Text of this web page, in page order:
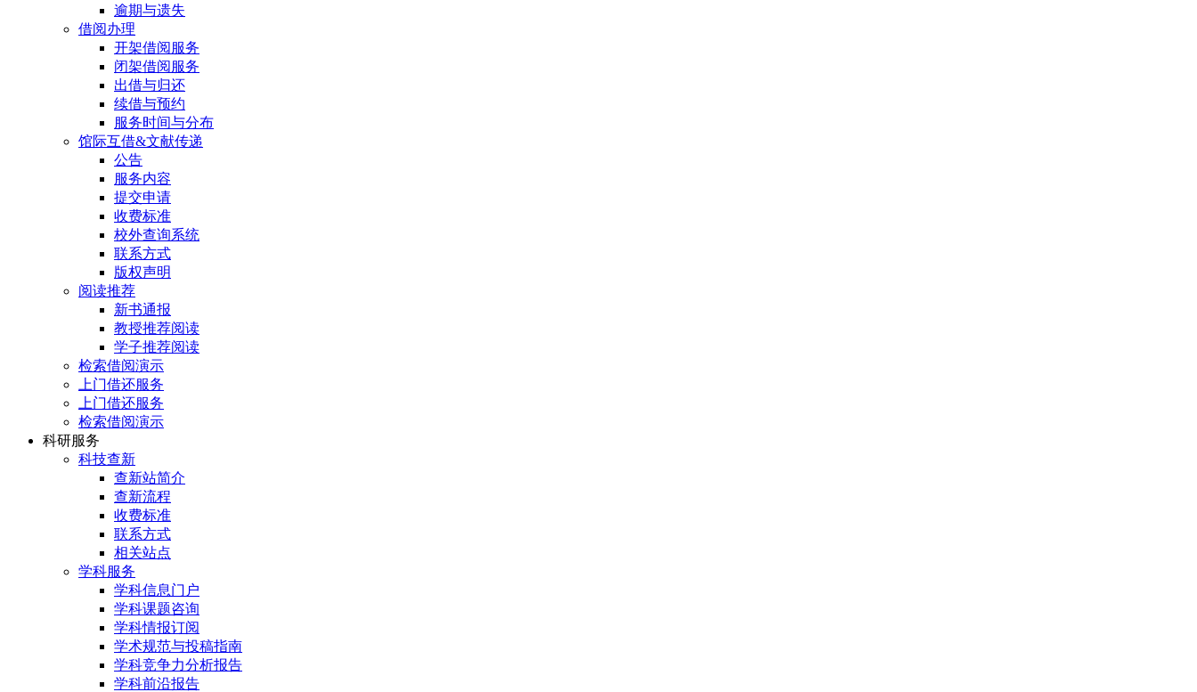
逾期与遗失
借阅办理
开架借阅服务
闭架借阅服务
出借与归还
续借与预约
服务时间与分布
馆际互借&文献传递
公告
服务内容
提交申请
收费标准
校外查询系统
联系方式
版权声明
阅读推荐
新书通报
教授推荐阅读
学子推荐阅读
检索借阅演示
上门借还服务
上门借还服务
检索借阅演示
科研服务
科技查新
查新站简介
查新流程
收费标准
联系方式
相关站点
学科服务
学科信息门户
学科课题咨询
学科情报订阅
学术规范与投稿指南
学科竞争力分析报告
学科前沿报告